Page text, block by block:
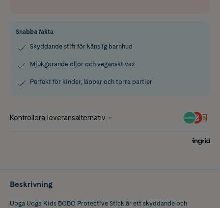
Snabba fakta
Skyddande stift för känslig barnhud
Mjukgörande oljor och veganskt vax
Perfekt för kinder, läppar och torra partier
Beskrivning
Uoga Uoga Kids BOBO Protective Stick är ett skyddande och